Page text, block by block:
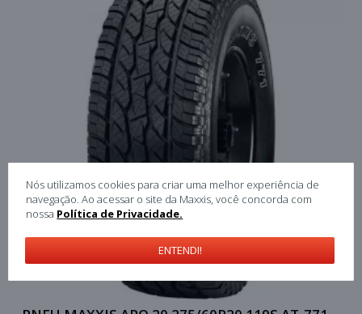
Nós utilizamos cookies para criar uma melhor experiência de
navegação. Ao acessar o site da Maxxis, você concorda com
nossa Política de Privacidade.
ENTENDI!